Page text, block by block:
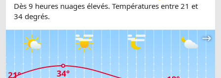
Dès 9 heures nuages élevés. Températures entre 21 et
34 degrés.